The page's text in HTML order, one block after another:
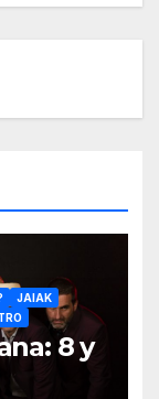
JAIAK
8 y